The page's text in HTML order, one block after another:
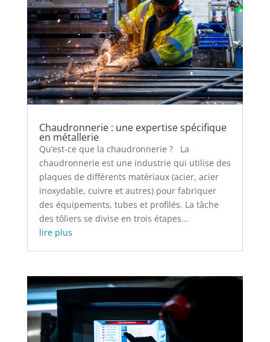
Chaudronnerie : une expertise spécifique
en métallerie
Qu’est-ce que la chaudronnerie ? La
chaudronnerie est une industrie qui utilise des
plaques de différents matériaux (acier, acier
inoxydable, cuivre et autres) pour fabriquer
des équipements, tubes et profilés. La tâche
des tôliers se divise en trois étapes...
lire plus